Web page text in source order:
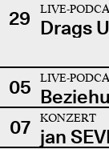
29
LIVE-
Drags
05 LIVE-
07
KONZERT
jan